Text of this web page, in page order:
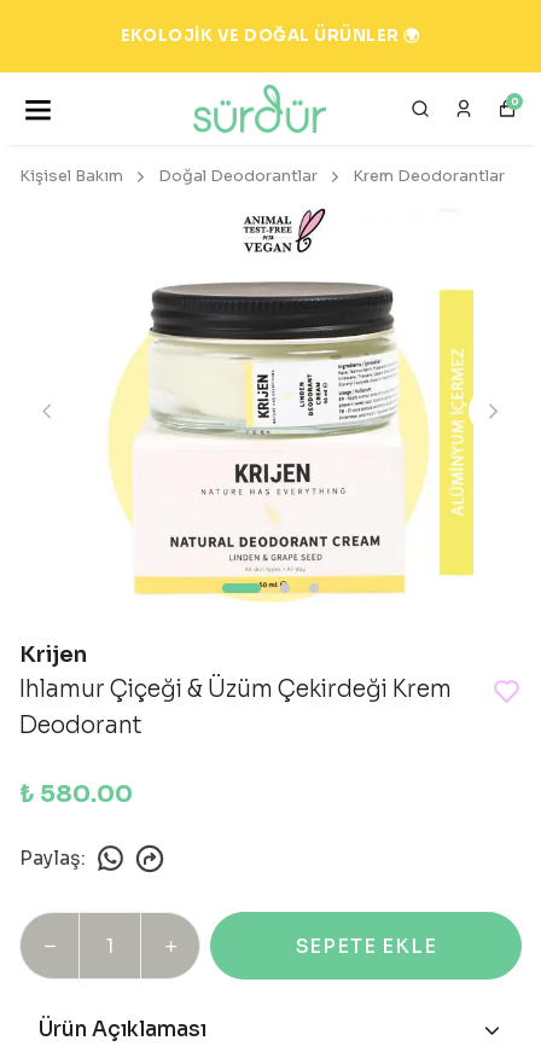
EKOLOJİK VE DOĞAL ÜRÜNLER 🌍
0
Kişisel Bakım Doğal Deodorantlar Krem Deodorantlar
Krijen
Ihlamur Çiçeği & Üzüm Çekirdeği Krem
Deodorant
₺ 580.00
Paylaş:
SEPETE EKLE
Ürün Açıklaması